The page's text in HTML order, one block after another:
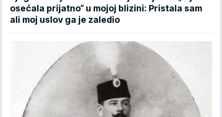
osećala prijatno“ u mojoj blizini: Pristala sam
ali moj uslov ga je zaledio